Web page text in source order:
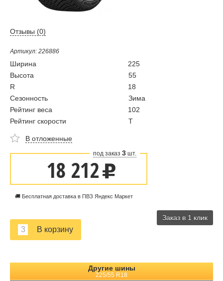
Отзывы (0)
Артикул: 226886
Ширина
225
Высота
55
R
18
Сезонность
Зима
Рейтинг веса
102
Рейтинг скорости
T
В отложенные
под заказ 3 шт.
18 212u
🚚 Бесплатная доставка в ПВЗ Яндекс Маркет
Заказ в 1 клик
Другие шины
225/55 R18